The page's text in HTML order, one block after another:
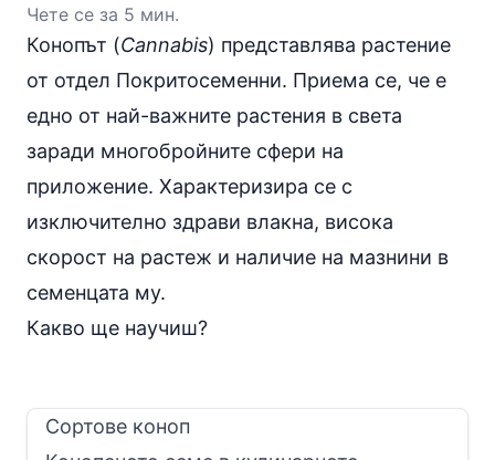
Чете се за 5 мин.
Конопът (Cannabis) представлява растение
от отдел Покритосеменни. Приема се, че е
едно от най-важните растения в света
заради многобройните сфери на
приложение. Характеризира се с
изключително здрави влакна, висока
скорост на растеж и наличие на мазнини в
семенцата му.
Какво ще научиш?
Сортове коноп